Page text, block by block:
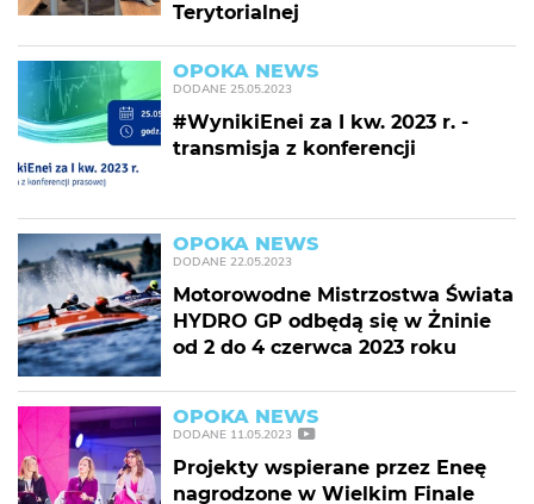
Terytorialnej
OPOKA NEWS
DODANE 25.05.2023
#WynikiEnei za I kw. 2023 r. -
transmisja z konferencji
OPOKA NEWS
DODANE 22.05.2023
Motorowodne Mistrzostwa Świata
HYDRO GP odbędą się w Żninie
od 2 do 4 czerwca 2023 roku
OPOKA NEWS
DODANE 11.05.2023
Projekty wspierane przez Eneę
nagrodzone w Wielkim Finale